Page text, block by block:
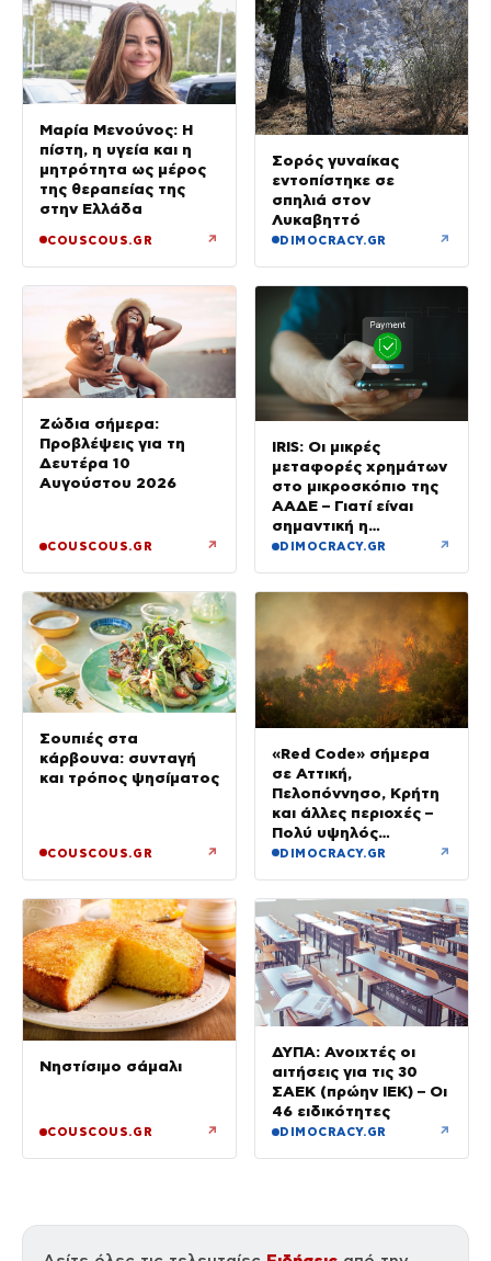
Μαρία Μενούνος: Η
πίστη, η υγεία και η
μητρότητα ως μέρος
της θεραπείας της
στην Ελλάδα
COUSCOUS.GR ↗
Σορός γυναίκας
εντοπίστηκε σε
σπηλιά στον
Λυκαβηττό
DIMOCRACY.GR ↗
Ζώδια σήμερα:
Προβλέψεις για τη
Δευτέρα 10
Αυγούστου 2026
COUSCOUS.GR ↗
IRIS: Οι μικρές
μεταφορές χρημάτων
στο μικροσκόπιο της
ΑΑΔΕ – Γιατί είναι
σημαντική η
αιτιολογία
DIMOCRACY.GR ↗
Σουπιές στα
κάρβουνα: συνταγή
και τρόπος ψησίματος
COUSCOUS.GR ↗
«Red Code» σήμερα
σε Αττική,
Πελοπόννησο, Κρήτη
και άλλες περιοχές –
Πολύ υψηλός
κίνδυνος πυρκαγιάς
DIMOCRACY.GR ↗
Νηστίσιμο σάμαλι
COUSCOUS.GR ↗
ΔΥΠΑ: Ανοιχτές οι
αιτήσεις για τις 30
ΣΑΕΚ (πρώην ΙΕΚ) – Οι
46 ειδικότητες
DIMOCRACY.GR ↗